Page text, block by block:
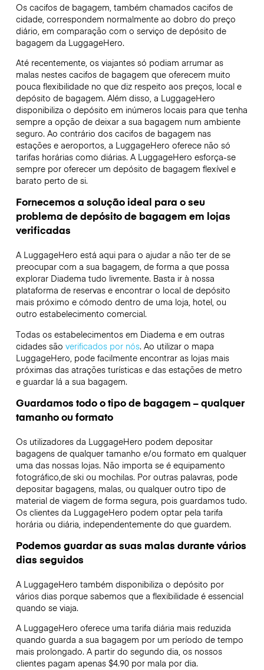
Os cacifos de bagagem, também chamados cacifos de
cidade, correspondem normalmente ao dobro do preço
diário, em comparação com o serviço de depósito de
bagagem da LuggageHero.
Até recentemente, os viajantes só podiam arrumar as
malas nestes cacifos de bagagem que oferecem muito
pouca flexibilidade no que diz respeito aos preços, local e
depósito de bagagem. Além disso, a LuggageHero
disponibiliza o depósito em inúmeros locais para que tenha
sempre a opção de deixar a sua bagagem num ambiente
seguro. Ao contrário dos cacifos de bagagem nas
estações e aeroportos, a LuggageHero oferece não só
tarifas horárias como diárias. A LuggageHero esforça-se
sempre por oferecer um depósito de bagagem flexível e
barato perto de si.
Fornecemos a solução ideal para o seu
problema de depósito de bagagem em lojas
verificadas
A LuggageHero está aqui para o ajudar a não ter de se
preocupar com a sua bagagem, de forma a que possa
explorar Diadema tudo livremente. Basta ir à nossa
plataforma de reservas e encontrar o local de depósito
mais próximo e cómodo dentro de uma loja, hotel, ou
outro estabelecimento comercial.
Todas os estabelecimentos em Diadema e em outras
cidades são verificados por nós. Ao utilizar o mapa
LuggageHero, pode facilmente encontrar as lojas mais
próximas das atrações turísticas e das estações de metro
e guardar lá a sua bagagem.
Guardamos todo o tipo de bagagem – qualquer
tamanho ou formato
Os utilizadores da LuggageHero podem depositar
bagagens de qualquer tamanho e/ou formato em qualquer
uma das nossas lojas. Não importa se é equipamento
fotográfico,de ski ou mochilas. Por outras palavras, pode
depositar bagagens, malas, ou qualquer outro tipo de
material de viagem de forma segura, pois guardamos tudo.
Os clientes da LuggageHero podem optar pela tarifa
horária ou diária, independentemente do que guardem.
Podemos guardar as suas malas durante vários
dias seguidos
A LuggageHero também disponibiliza o depósito por
vários dias porque sabemos que a flexibilidade é essencial
quando se viaja.
A LuggageHero oferece uma tarifa diária mais reduzida
quando guarda a sua bagagem por um período de tempo
mais prolongado. A partir do segundo dia, os nossos
clientes pagam apenas $4.90 por mala por dia.